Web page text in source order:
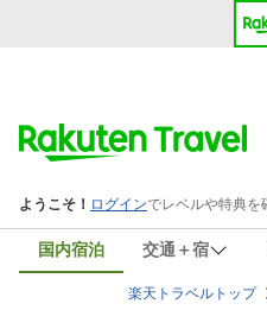
国内宿泊 交通＋宿
楽天トラベルトップ